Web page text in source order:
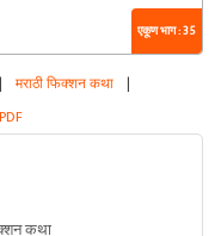
एकूण भाग : 35
| मराठी फिक्शन कथा |
कथा